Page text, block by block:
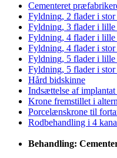
Cementeret
Fyldning, 2 flader i
Fyldning, 3 flader i
Fyldning, 4 flader i
Fyldning, 4 flader i
Fyldning, 5 flader i
Fyldning, 5 flader i
Hård bidskinne
Indsættelse af
Krone fremstillet i
Porcelænskrone til
Rodbehandling i 4
Behandling: